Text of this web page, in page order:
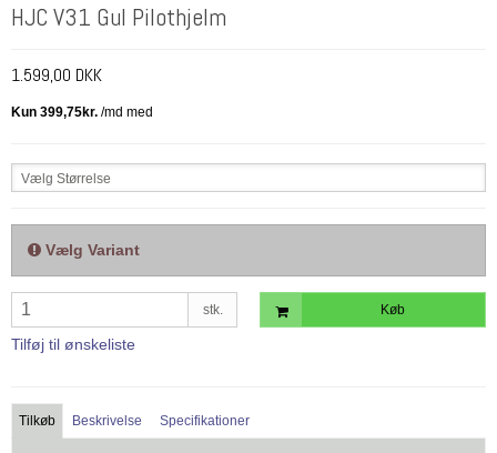
HJC V31 Gul Pilothjelm
1.599,00 DKK
Vælg Størrelse
Vælg Variant
stk. Køb
Tilføj til ønskeliste
Tilkøb Beskrivelse Specifikationer